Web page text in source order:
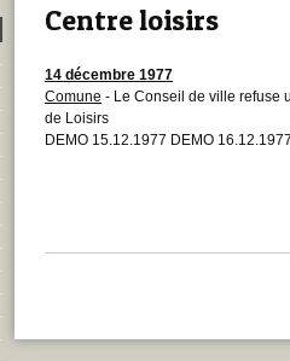
Centre loisirs
14 décembre 1977
Comune - Le Conseil de ville refuse
de Loisirs
DEMO 15.12.1977 DEMO